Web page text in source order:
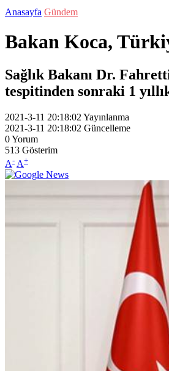
Anasayfa Gündem
Bakan Koca,
Sağlık Bakanı Dr.
tespitinden sonraki 1
2021-3-11 20:18:02 Yayınlanma
2021-3-11 20:18:02 Güncelleme
0Yorum
513 Gösterim
A- A+